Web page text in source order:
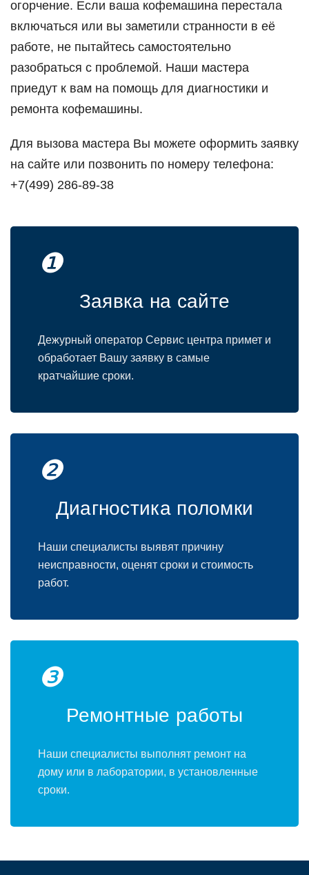
огорчение. Если ваша кофемашина перестала
включаться или вы заметили странности в её
работе, не пытайтесь самостоятельно
разобраться с проблемой. Наши мастера
приедут к вам на помощь для диагностики и
ремонта кофемашины.
Для вызова мастера Вы можете оформить заявку
на сайте или позвонить по номеру телефона:
+7(499) 286-89-38
❶
Заявка на сайте
Дежурный оператор Сервис центра примет и
обработает Вашу заявку в самые
кратчайшие сроки.
❷
Диагностика поломки
Наши специалисты выявят причину
неисправности, оценят сроки и стоимость
работ.
❸
Ремонтные работы
Наши специалисты выполнят ремонт на
дому или в лаборатории, в установленные
сроки.